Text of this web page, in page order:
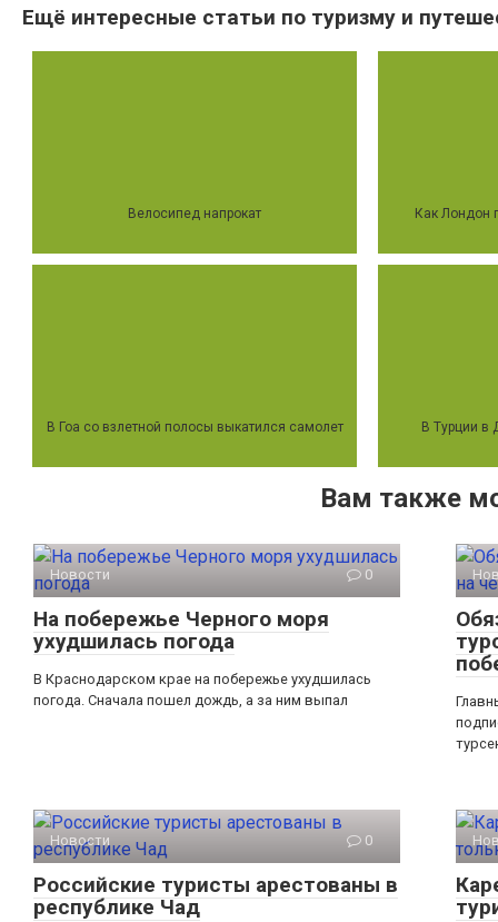
Ещё интересные статьи по туризму и
Велосипед напрокат Как Лондон
В Гоа со взлетной полосы выкатился самолет В Турции в
Вам также
Новости 0
На побережье Черного моря
ухудшилась погода
В Краснодарском крае на побережье ухудшилась
погода. Сначала пошел дождь, а за ним выпал
Новости 0
Российские туристы арестованы в
республике Чад